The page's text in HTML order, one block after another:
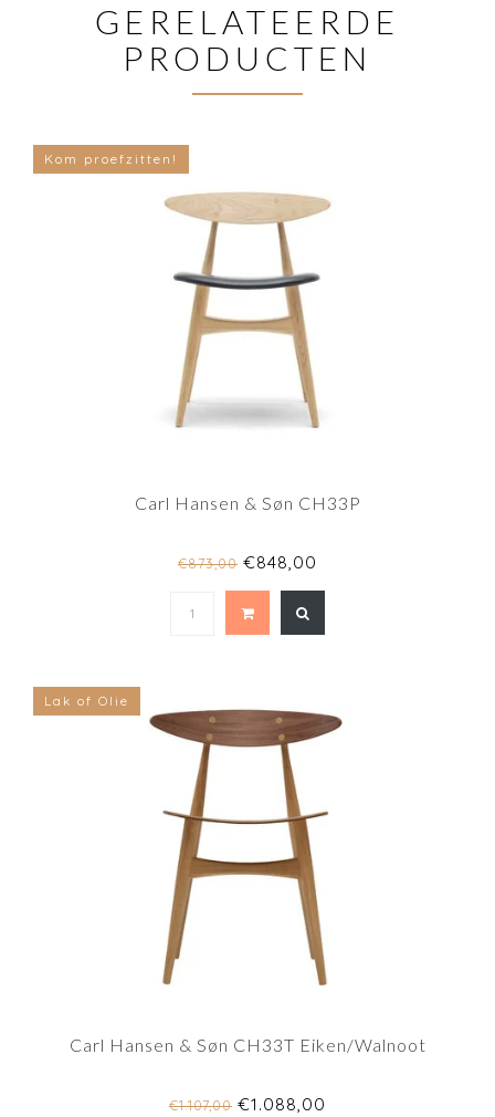
GERELATEERDE
PRODUCTEN
Kom proefzitten!
Carl Hansen & Søn CH33P
€873,00 €848,00
Lak of Olie
Carl Hansen & Søn CH33T Eiken/Walnoot
€1.107,00 €1.088,00